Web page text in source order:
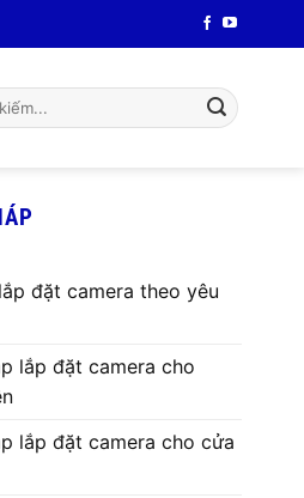
đặt camera theo yêu
lắp đặt camera cho
lắp đặt camera cho cửa